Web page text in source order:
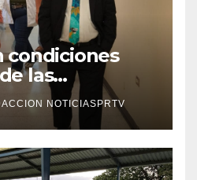
condiciones
las
Departamento
Mayagüez
NOTICIASPRTV